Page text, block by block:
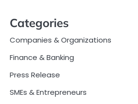
Categories
Companies & Organizations
Finance & Banking
Press Release
SMEs & Entrepreneurs